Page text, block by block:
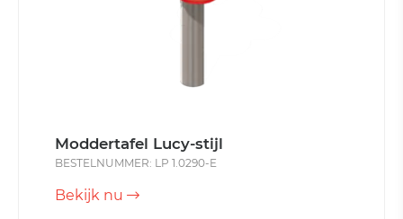
Moddertafel Lucy-stijl
BESTELNUMMER: LP 1.0290-E
Bekijk nu